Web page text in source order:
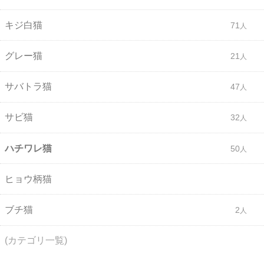
キジ白猫 71
グレー猫 21
サバトラ猫 47
サビ猫 32
ハチワレ猫 50
ヒョウ柄猫
ブチ猫 2
(カテゴリ一覧)